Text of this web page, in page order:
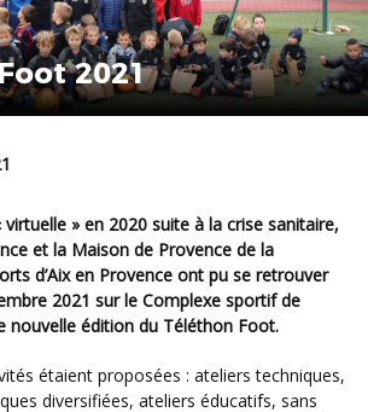
2021
et la Maison de Provence de la
d’Aix en Provence ont pu se retrouver
2021 sur le Complexe sportif de
nouvelle édition du Téléthon Foot.
diversifiées, ateliers éducatifs, sans